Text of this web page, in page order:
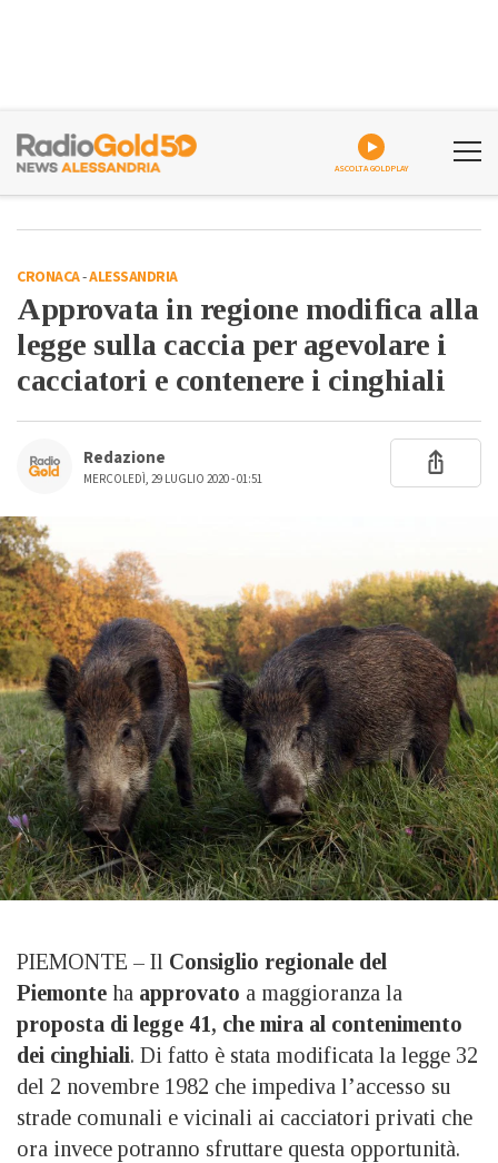
ASCOLTA GOLDPLAY
CRONACA-ALESSANDRIA
Approvata in regione modifica alla
legge sulla caccia per agevolare i
cacciatori e contenere i cinghiali
Redazione
MERCOLEDÌ, 29 LUGLIO 2020 - 01:51
PIEMONTE – Il Consiglio regionale del
Piemonte ha approvato a maggioranza la
proposta di legge 41, che mira al contenimento
dei cinghiali. Di fatto è stata modificata la legge 32
del 2 novembre 1982 che impediva l’accesso su
strade comunali e vicinali ai cacciatori privati che
ora invece potranno sfruttare questa opportunità.